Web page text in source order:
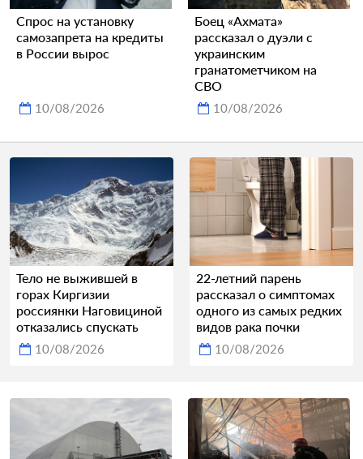
Спрос на установку
самозапрета на кредиты
в России вырос
10/08/2026
Боец «Ахмата»
рассказал о дуэли с
украинским
гранатометчиком на
СВО
10/08/2026
Тело не выжившей в
горах Киргизии
россиянки Наговициной
отказались спускать
10/08/2026
22-летний парень
рассказал о симптомах
одного из самых редких
видов рака почки
10/08/2026